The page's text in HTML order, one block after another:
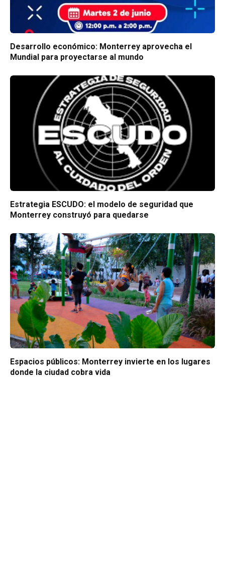
Desarrollo económico: Monterrey aprovecha el
Mundial para proyectarse al mundo
Estrategia ESCUDO: el modelo de seguridad que
Monterrey construyó para quedarse
Espacios públicos: Monterrey invierte en los lugares
donde la ciudad cobra vida